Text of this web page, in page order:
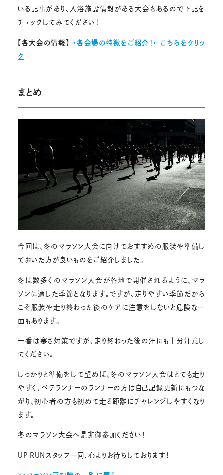
いる記事があり、入浴施設情報がある大会もあるので下記を
チェックしてみてください！
【各大会の情報】 →各会場の特徴をご紹介！←こちらをクリッ
ク
まとめ
今回は、冬のマラソン大会に向けておすすめの服装や準備し
ておいた方が良いものをご紹介しました。
冬は数多くのマラソン大会が各地で開催されるように、マラ
ソンに適した季節となります。ですが、走りやすい季節だから
こそ服装や走り終わった後のケアに注意をしないと危険な一
面もあります。
一番は寒さ対策ですが、走り終わった後の汗にも十分注意し
てください。
しっかりと準備をして望めば、冬のマラソン大会はとても走り
やすく、ベテランナーのランナーの方は自己記録更新にもつな
がり、初心者の方も初めて走る距離にチャレンジしやすくなり
ます。
冬のマラソン大会へ是非御参加ください！
UP RUNスタッフ一同、心よりお待ちしております！